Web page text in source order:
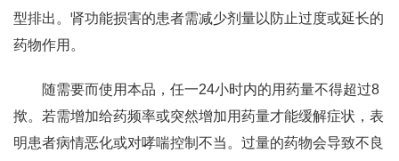
型排出。肾功能损害的患者需减少剂量以防止过度或延长的
药物作用。
随需要而使用本品，任一24小时内的用药量不得超过8
揿。若需增加给药频率或突然增加用药量才能缓解症状，表
明患者病情恶化或对哮喘控制不当。过量的药物会导致不良